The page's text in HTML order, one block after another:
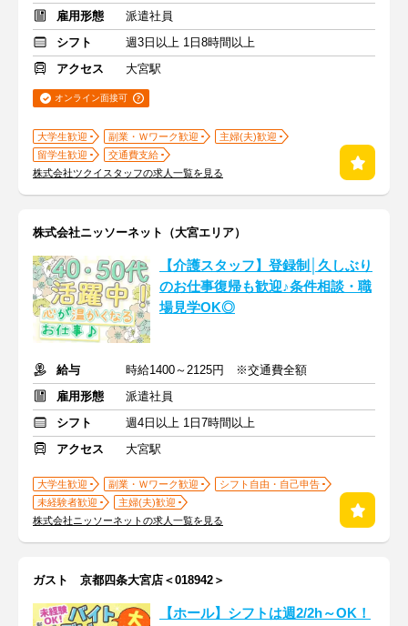
雇用形態
派遣社員
シフト
週3日以上 1日8時間以上
アクセス
大宮駅
オンライン面接可
大学生歓迎 副業・Ｗワーク歓迎
主婦(夫)歓迎
留学生歓迎
交通費支給
株式会社ツクイスタッフの求人一覧を見る
株式会社ニッソーネット（大宮エリア）
【介護スタッフ】登録制│久しぶり
のお仕事復帰も歓迎♪条件相談・職
場見学OK◎
給与
時給1400～2125円 ※交通費全額
雇用形態
派遣社員
シフト
週4日以上 1日7時間以上
アクセス
大宮駅
大学生歓迎 副業・Ｗワーク歓迎
シフト自由・自己申告
未経験者歓迎
主婦(夫)歓迎
株式会社ニッソーネットの求人一覧を見る
ガスト 京都四条大宮店＜018942＞
【ホール】シフトは週2/2h～OK！